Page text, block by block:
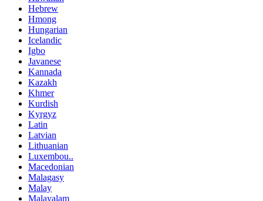
Hebrew
Hmong
Hungarian
Icelandic
Igbo
Javanese
Kannada
Kazakh
Khmer
Kurdish
Kyrgyz
Latin
Latvian
Lithuanian
Luxembou..
Macedonian
Malagasy
Malay
Malayalam